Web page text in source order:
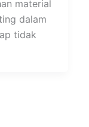
material
dalam
tidak